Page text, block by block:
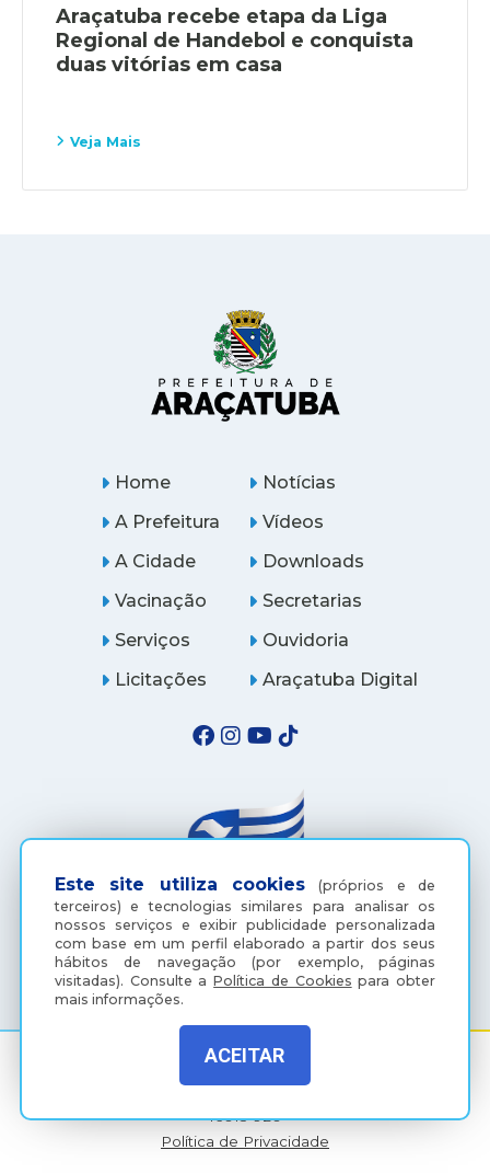
Araçatuba recebe etapa da Liga
Regional de Handebol e conquista
duas vitórias em casa
Veja Mais
Este site utiliza cookies (próprios e de
terceiros) e tecnologias similares para analisar os
nossos serviços e exibir publicidade personalizada
com base em um perfil elaborado a partir dos seus
hábitos de navegação (por exemplo, páginas
visitadas). Consulte aPolítica de Cookies para obter
mais informações.
ACEITAR
Home
A Prefeitura
A Cidade
Notícias
Vídeos
Downloads
Vacinação
Serviços
Licitações
Secretarias
Ouvidoria
Araçatuba Digital
(18) 3607-6500
16015-920
Política de Privacidade